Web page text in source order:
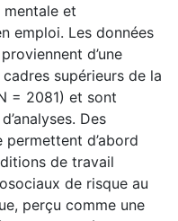
mentale et
emploi. Les données
d’une
supérieurs de la
= 2081) et sont
Des
d’abord
de travail
de risque au
perçu comme une